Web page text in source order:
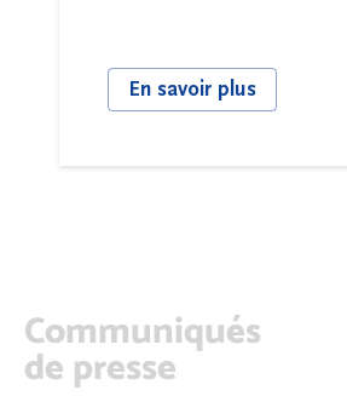
En savoir plus
Communiqués
de presse